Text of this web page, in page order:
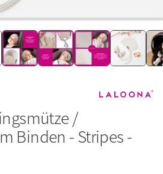
/
Binden - Stripes -